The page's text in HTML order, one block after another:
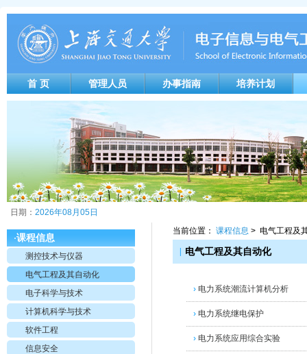
首 页 管理人员 办事指南 培养计划
日期： 2026年08月05日
·课程信息
测控技术与仪器
电气工程及其自动化
电子科学与技术
计算机科学与技术
软件工程
信息安全
当前位置：课程信息 > 电气工程及
电气工程及其自动化
› 电力系统潮流计算机分析
› 电力系统继电保护
› 电力系统应用综合实验